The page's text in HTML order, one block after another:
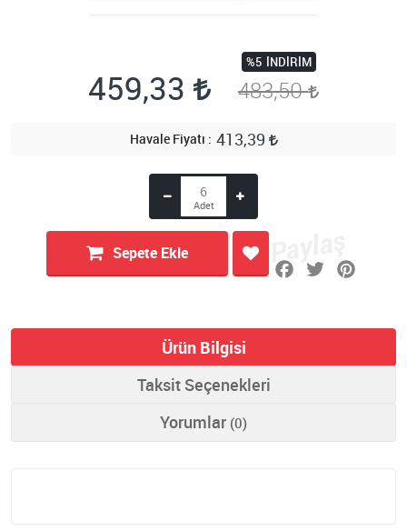
459,33
%5 İNDIRIM
483,50
Havale Fiyatı 413,39
Sepete Ekle
Ürün Bilgisi
Taksit Seçenekleri
Yorumlar (0)